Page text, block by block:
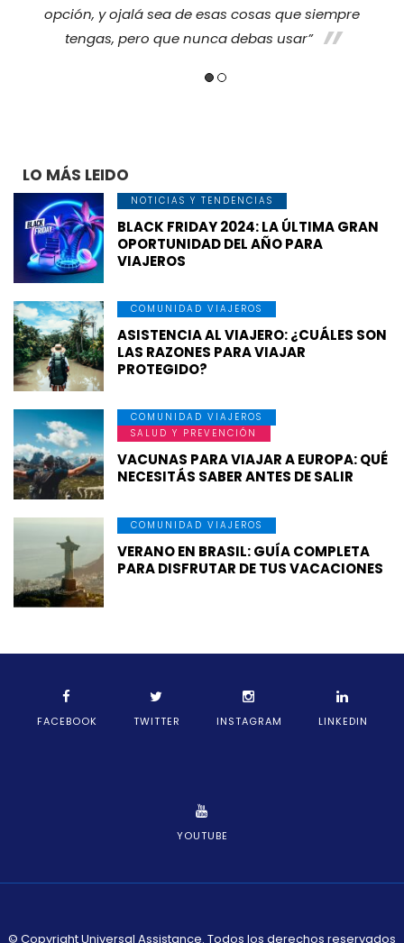
opción, y ojalá sea de esas cosas que siempre
tengas, pero que nunca debas usar”
LO MÁS LEIDO
NOTICIAS Y TENDENCIAS
BLACK FRIDAY 2024: LA ÚLTIMA GRAN
OPORTUNIDAD DEL AÑO PARA
VIAJEROS
COMUNIDAD VIAJEROS
ASISTENCIA AL VIAJERO: ¿CUÁLES SON
LAS RAZONES PARA VIAJAR
PROTEGIDO?
COMUNIDAD VIAJEROS
SALUD Y PREVENCIÓN
VACUNAS PARA VIAJAR A EUROPA: QUÉ
NECESITÁS SABER ANTES DE SALIR
COMUNIDAD VIAJEROS
VERANO EN BRASIL: GUÍA COMPLETA
PARA DISFRUTAR DE TUS VACACIONES
FACEBOOK TWITTER INSTAGRAM LINKEDIN
YOUTUBE
© Copyright Universal Assistance. Todos los derechos reservados